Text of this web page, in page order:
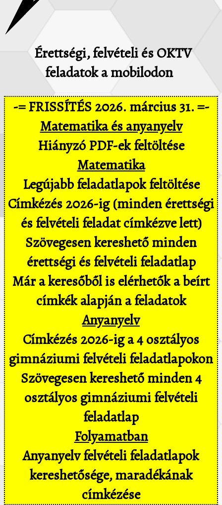
Érettségi, felvételi és OKTV
feladatok a mobilodon
-= FRISSÍTÉS 2026. március 31. =-
Matematika és anyanyelv
Hiányzó PDF-ek feltöltése
Matematika
Legújabb feladatlapok feltöltése
Címkézés 2026-ig (minden érettségi
és felvételi feladat címkézve lett)
Szövegesen kereshető minden
érettségi és felvételi feladatlap
Már a keresőből is elérhetők a beírt
címkék alapján a feladatok
Anyanyelv
Címkézés 2026-ig a 4 osztályos
gimnáziumi felvételi feladatlapokon
Szövegesen kereshető minden 4
osztályos gimnáziumi felvételi
feladatlap
Folyamatban
Anyanyelv felvételi feladatlapok
kereshetősége, maradékának
címkézése